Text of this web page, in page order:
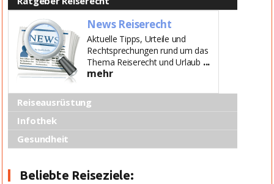
News Reiserecht
Aktuelle Tipps, Urteile und
Rechtsprechungen rund um das
Thema Reiserecht und Urlaub ...
mehr
Reiseausrüstung
Infothek
Gesundheit
Beliebte Reiseziele: